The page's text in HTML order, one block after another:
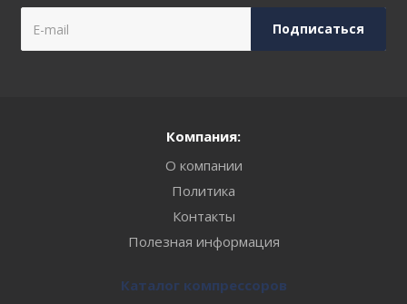
Компания:
О компании
Политика
Контакты
Полезная информация
Каталог компрессоров